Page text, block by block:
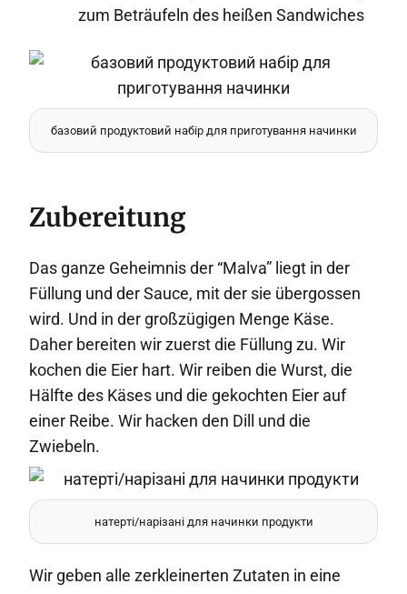
zum Beträufeln des heißen Sandwiches
базовий продуктовий набір для приготування начинки
Zubereitung
Das ganze Geheimnis der “Malva” liegt in der
Füllung und der Sauce, mit der sie übergossen
wird. Und in der großzügigen Menge Käse.
Daher bereiten wir zuerst die Füllung zu. Wir
kochen die Eier hart. Wir reiben die Wurst, die
Hälfte des Käses und die gekochten Eier auf
einer Reibe. Wir hacken den Dill und die
Zwiebeln.
натерті/нарізані для начинки продукти
Wir geben alle zerkleinerten Zutaten in eine